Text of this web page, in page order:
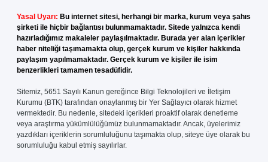
Yasal Uyarı: Bu internet sitesi, herhangi bir marka, kurum veya şahıs
şirketi ile hiçbir bağlantısı bulunmamaktadır. Sitede yalnızca kendi
hazırladığımız makaleler paylaşılmaktadır. Burada yer alan içerikler
haber niteliği taşımamakta olup, gerçek kurum ve kişiler hakkında
paylaşım yapılmamaktadır. Gerçek kurum ve kişiler ile isim
benzerlikleri tamamen tesadüfidir.
Sitemiz, 5651 Sayılı Kanun gereğince Bilgi Teknolojileri ve İletişim
Kurumu (BTK) tarafından onaylanmış bir Yer Sağlayıcı olarak hizmet
vermektedir. Bu nedenle, sitedeki içerikleri proaktif olarak denetleme
veya araştırma yükümlülüğümüz bulunmamaktadır. Ancak, üyelerimiz
yazdıkları içeriklerin sorumluluğunu taşımakta olup, siteye üye olarak bu
sorumluluğu kabul etmiş sayılırlar.